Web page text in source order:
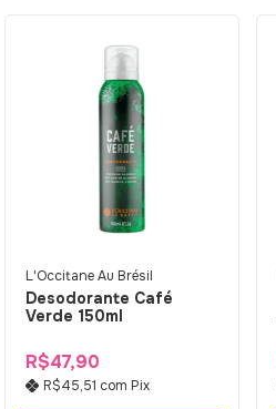
L'Occitane Au Brésil
Desodorante Café
Verde 150ml
R$47,90
R$45,51 com Pix